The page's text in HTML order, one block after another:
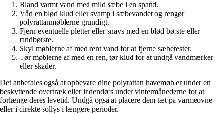
Bland varmt vand med mild sæbe i en spand.
Våd en blød klud eller svamp i sæbevandet og rengør
polyrattanmøblerne grundigt.
Fjern eventuelle pletter eller snavs med en blød børste eller
tandbørste.
Skyl møblerne af med rent vand for at fjerne sæberester.
Tør møblerne af med en ren, tør klud for at undgå vandmærker
eller skader.
Det anbefales også at opbevare dine polyrattan havemøbler under en
beskyttende overtræk eller indendørs under vintermånederne for at
forlænge deres levetid. Undgå også at placere dem tæt på varmeovne
eller i direkte sollys i længere perioder.